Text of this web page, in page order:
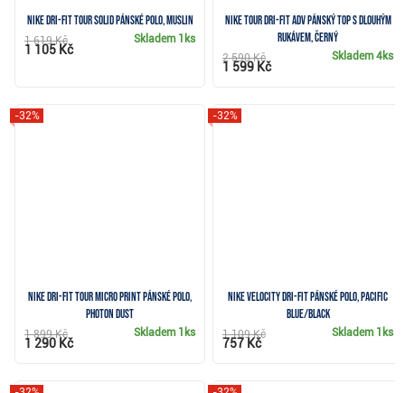
Nike Dri-Fit Tour Solid pánské polo, muslin
Skladem 1ks
1 619 Kč
1 105 Kč
Nike Tour Dri-FIT ADV pánský top s dlouhým
rukávem, černý
Skladem4ks
2 590 Kč
1 599 Kč
Nike Dri-Fit Tour Micro Print pánské polo,
photon dust
-32%
Skladem 1ks
1 899 Kč
1 290 Kč
Nike Velocity Dri-FIT pánské polo, pacific
blue/black
-32%
Skladem 1ks
1 109 Kč
757 Kč